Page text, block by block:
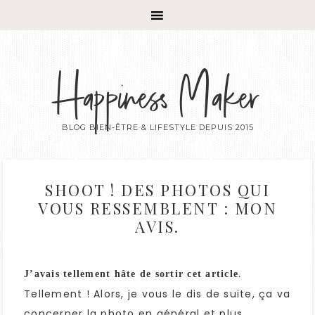
Happiness Maker
BLOG BIEN-ÊTRE & LIFESTYLE DEPUIS 2015
SHOOT ! DES PHOTOS QUI
VOUS RESSEMBLENT : MON
AVIS.
J’avais tellement hâte de sortir cet article.
Tellement ! Alors, je vous le dis de suite, ça va